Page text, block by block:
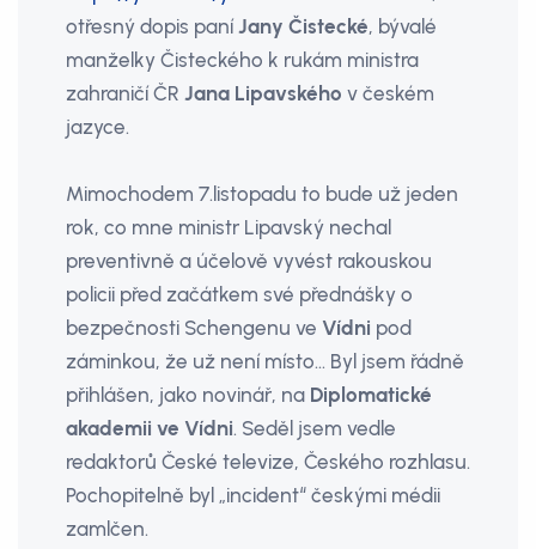
otřesný dopis paníJany Čistecké, bývalé
manželky Čisteckého k rukám ministra
zahraničí ČR Jana Lipavského v českém
jazyce.
Mimochodem 7.listopadu to bude už jeden
rok, co mne ministr Lipavský nechal
preventivně a účelově vyvést rakouskou
policii před začátkem své přednášky o
bezpečnosti Schengenu ve Vídni pod
záminkou, že už není místo… Byl jsem řádně
přihlášen, jako novinář, na Diplomatické
akademii ve Vídni. Seděl jsem vedle
redaktorů České televize, Českého rozhlasu.
Pochopitelně byl „incident“ českými médii
zamlčen.